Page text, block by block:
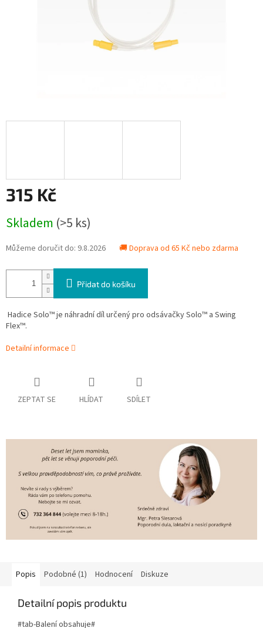
315 Kč
cena:
Skladem (>5 ks)
Můžeme doručit do: 9.8.2026 🚚 Doprava od 65 Kč nebo zdarma
Přidat do košíku
Hadice Solo™ je náhradní díl určený pro odsávačky Solo™ a Swing
Flex™.
Detailní informace
ZEPTAT SE HLÍDAT SDÍLET
Popis Podobné (1) Hodnocení Diskuze
Detailní popis produktu
#tab-Balení obsahuje#